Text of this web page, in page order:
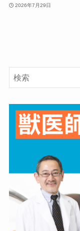
2026年7月29日